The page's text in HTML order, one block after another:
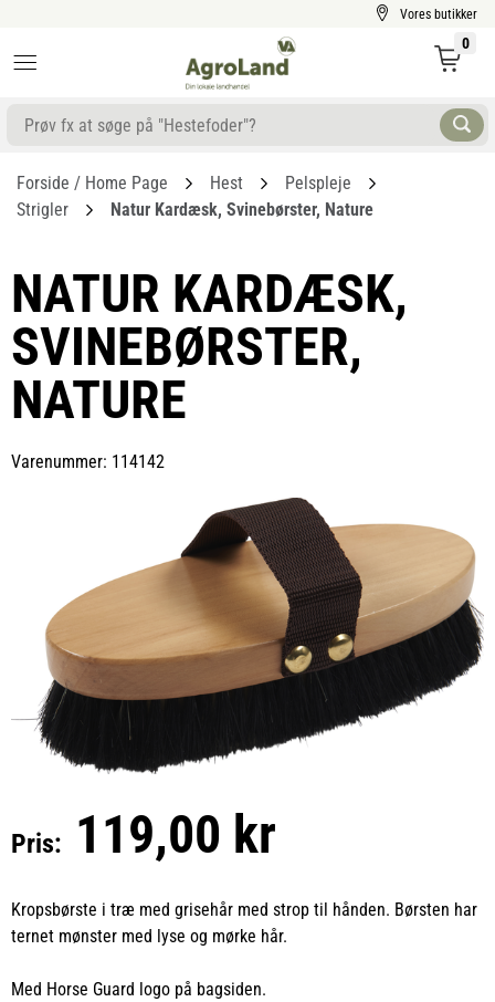
Vores butikker
0
Forside / Home Page Hest
Pelspleje
Strigler
Natur Kardæsk, Svinebørster, Nature
NATUR KARDÆSK,
SVINEBØRSTER,
NATURE
Varenummer: 114142
Pris: 119,00 kr
Kropsbørste i træ med grisehår med strop til hånden. Børsten har
ternet mønster med lyse og mørke hår.
Med Horse Guard logo på bagsiden.